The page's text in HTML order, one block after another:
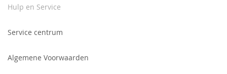
Hulp en Service
Service centrum
Algemene Voorwaarden